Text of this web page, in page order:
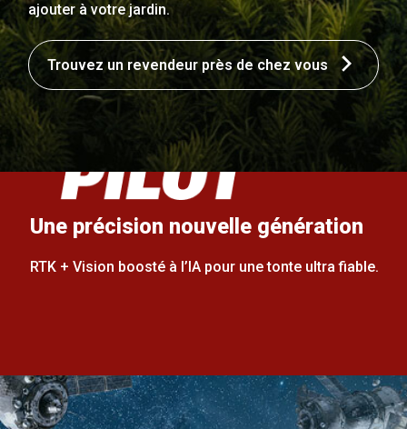
ajouter à votre jardin.
Trouvez un revendeur près de chez vous
Une précision nouvelle génération
RTK + Vision boosté à l’IA pour une tonte ultra fiable.